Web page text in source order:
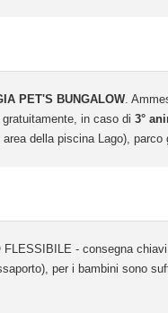
PET'S BUNGALOW.
in caso di 3°
della piscina Lago),
- consegna
per i bambini sono